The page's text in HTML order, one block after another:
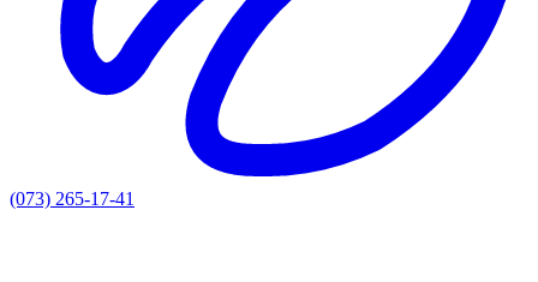
(073) 265-17-41